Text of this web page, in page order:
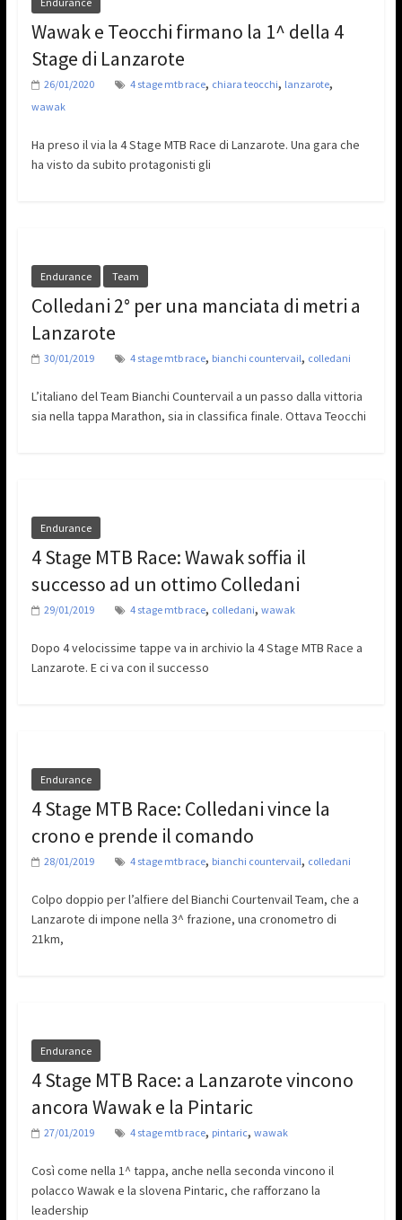
Wawak e Teocchi firmano la 1^ della 4
Stage di Lanzarote
26/01/2020 4 stage mtb race, chiara teocchi, lanzarote,
wawak
Ha preso il via la 4 Stage MTB Race di Lanzarote. Una gara che
ha visto da subito protagonisti gli
Endurance Team
Colledani 2° per una manciata di metri a
Lanzarote
30/01/2019 4 stage mtb race, bianchi countervail, colledani
L’italiano del Team Bianchi Countervail a un passo dalla vittoria
sia nella tappa Marathon, sia in classifica finale. Ottava Teocchi
Endurance
4 Stage MTB Race: Wawak soffia il
successo ad un ottimo Colledani
29/01/2019 4 stage mtb race, colledani, wawak
Dopo 4 velocissime tappe va in archivio la 4 Stage MTB Race a
Lanzarote. E ci va con il successo
Endurance
4 Stage MTB Race: Colledani vince la
crono e prende il comando
28/01/2019 4 stage mtb race, bianchi countervail, colledani
Colpo doppio per l’alfiere del Bianchi Courtenvail Team, che a
Lanzarote di impone nella 3^ frazione, una cronometro di
21km,
Endurance
4 Stage MTB Race: a Lanzarote vincono
ancora Wawak e la Pintaric
27/01/2019 4 stage mtb race, pintaric, wawak
Così come nella 1^ tappa, anche nella seconda vincono il
polacco Wawak e la slovena Pintaric, che rafforzano la
leadership